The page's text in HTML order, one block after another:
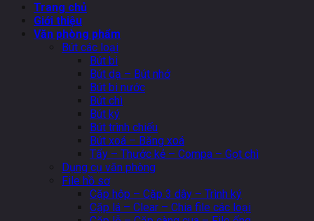
Trang chủ
Giới thiệu
Văn phòng phẩm
Bút các loại
Bút bi
Bút dạ – Bút nhớ
Bút bi nước
Bút chì
Bút ký
Bút trình chiếu
Bút xoá – Băng xoá
Tẩy – Thước kẻ – Compa – Gọt chì
Dụng cụ văn phòng
File hồ sơ
Cặp hộp – Cặp 3 dây – Trình ký
Cặp lá – Clear – Chia file các loại